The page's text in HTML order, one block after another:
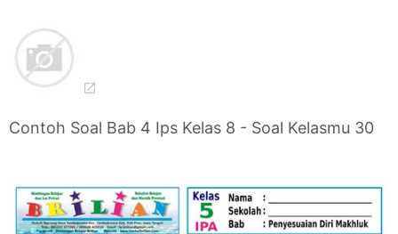
Contoh Soal Bab 4 Ips Kelas 8 - Soal Kelasmu 30